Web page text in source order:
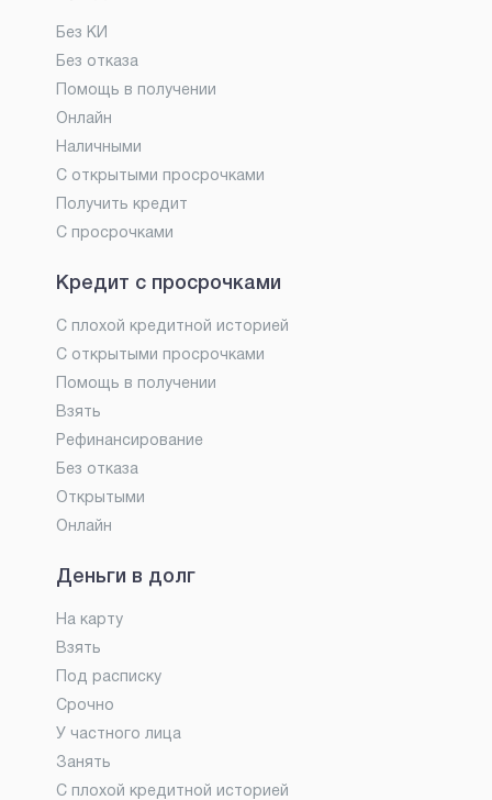
Без КИ
Без отказа
Помощь в получении
Онлайн
Наличными
С открытыми просрочками
Получить кредит
С просрочками
Кредит с просрочками
С плохой кредитной историей
С открытыми просрочками
Помощь в получении
Взять
Рефинансирование
Без отказа
Открытыми
Онлайн
Деньги в долг
На карту
Взять
Под расписку
Срочно
У частного лица
Занять
С плохой кредитной историей